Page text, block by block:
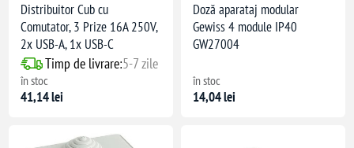
Distribuitor Cub cu
Comutator, 3 Prize 16A 250V,
2x USB-A, 1x USB-C
Timp de livrare:5-7 zile
în stoc
41,14 lei
Doză aparataj modular
Gewiss 4 module IP40
GW27004
în stoc
14,04 lei